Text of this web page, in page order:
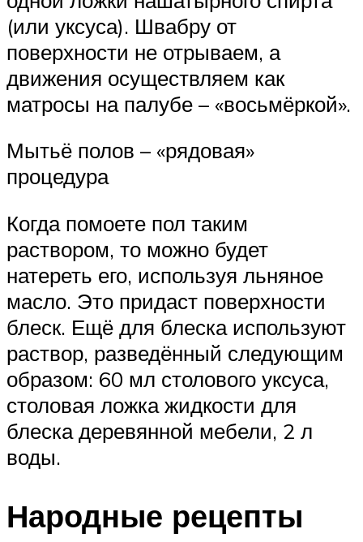
(или уксуса). Швабру от
поверхности не отрываем, а
движения осуществляем как
матросы на палубе – «восьмёркой».
Мытьё полов – «рядовая»
процедура
Когда помоете пол таким
раствором, то можно будет
натереть его, используя льняное
масло. Это придаст поверхности
блеск. Ещё для блеска используют
раствор, разведённый следующим
образом: 60 мл столового уксуса,
столовая ложка жидкости для
блеска деревянной мебели, 2 л
воды.
Народные рецепты